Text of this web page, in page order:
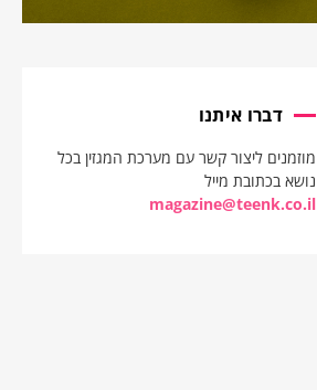
דברו איתנו
מוזמנים ליצור קשר עם מערכת המגזין בכל
נושא בכתובת מייל
magazine@teenk.co.il